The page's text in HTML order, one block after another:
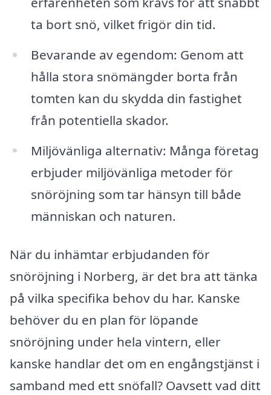
ta bort snö, vilket frigör din tid.
Bevarande av egendom: Genom att
hålla stora snömängder borta från
tomten kan du skydda din fastighet
från potentiella skador.
Miljövänliga alternativ: Många företag
erbjuder miljövänliga metoder för
snöröjning som tar hänsyn till både
människan och naturen.
När du inhämtar erbjudanden för
snöröjning i Norberg, är det bra att tänka
på vilka specifika behov du har. Kanske
behöver du en plan för löpande
snöröjning under hela vintern, eller
kanske handlar det om en engångstjänst i
samband med ett snöfall? Oavsett vad ditt